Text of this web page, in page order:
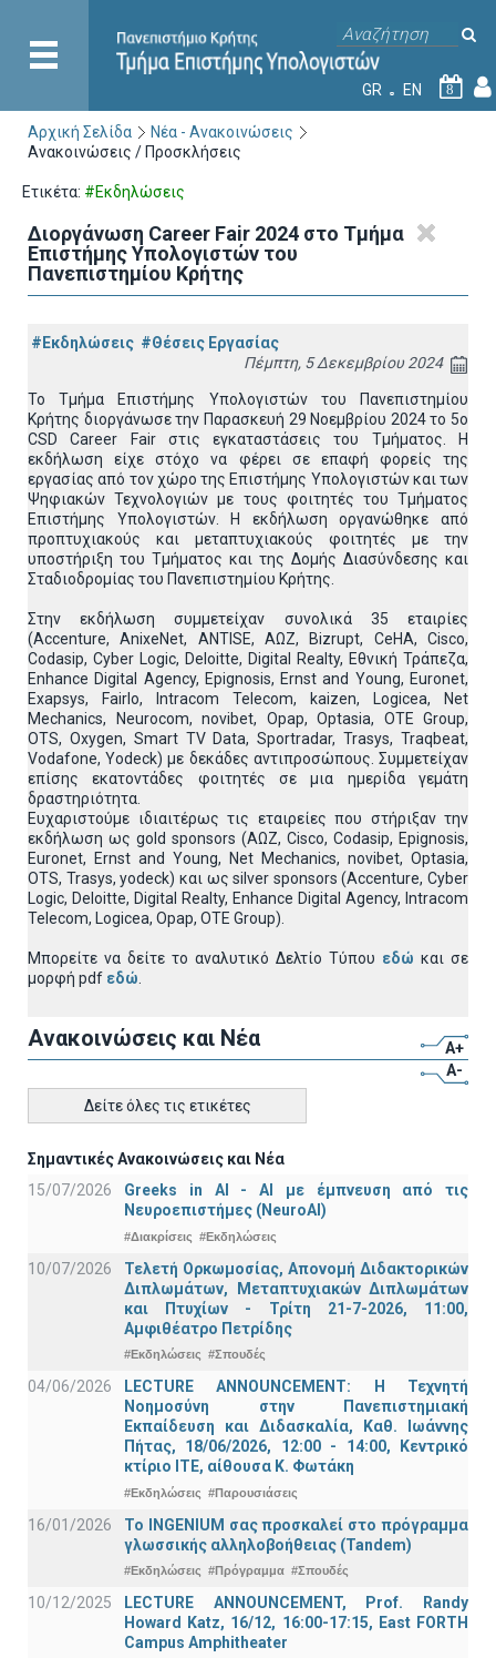
GR EN 8
Αρχική Σελίδα
Νέα - Ανακοινώσεις
Ανακοινώσεις / Προσκλήσεις
Ετικέτα: #Εκδηλώσεις
Διοργάνωση Career Fair 2024 στο Τμήμα
Επιστήμης Υπολογιστών του
Πανεπιστημίου Κρήτης
#Εκδηλώσεις #Θέσεις Εργασίας
Πέμπτη, 5 Δεκεμβρίου 2024
Το Τμήμα Επιστήμης Υπολογιστών του Πανεπιστημίου
Κρήτης διοργάνωσε την Παρασκευή 29 Νοεμβρίου 2024 το 5ο
CSD Career Fair στις εγκαταστάσεις του Τμήματος. Η
εκδήλωση είχε στόχο να φέρει σε επαφή φορείς της
εργασίας από τον χώρο της Επιστήμης Υπολογιστών και των
Ψηφιακών Τεχνολογιών με τους φοιτητές του Τμήματος
Επιστήμης Υπολογιστών. Η εκδήλωση οργανώθηκε από
προπτυχιακούς και μεταπτυχιακούς φοιτητές με την
υποστήριξη του Τμήματος και της Δομής Διασύνδεσης και
Σταδιοδρομίας του Πανεπιστημίου Κρήτης.
Στην εκδήλωση συμμετείχαν συνολικά 35 εταιρίες
(Accenture, AnixeNet, ANTISE, ΑΩΖ, Bizrupt, CeHA, Cisco,
Codasip, Cyber Logic, Deloitte, Digital Realty, Εθνική Τράπεζα,
Enhance Digital Agency, Epignosis, Ernst and Young, Euronet,
Exapsys, Fairlo, Intracom Telecom, kaizen, Logicea, Net
Mechanics, Neurocom, novibet, Opap, Optasia, OTE Group,
OTS, Oxygen, Smart TV Data, Sportradar, Trasys, Traqbeat,
Vodafone, Yodeck) με δεκάδες αντιπροσώπους. Συμμετείχαν
επίσης εκατοντάδες φοιτητές σε μια ημερίδα γεμάτη
δραστηριότητα.
Ευχαριστούμε ιδιαιτέρως τις εταιρείες που στήριξαν την
εκδήλωση ως gold sponsors (ΑΩΖ, Cisco, Codasip, Epignosis,
Euronet, Ernst and Young, Net Mechanics, novibet, Optasia,
OTS, Trasys, yodeck) και ως silver sponsors (Accenture, Cyber
Logic, Deloitte, Digital Realty, Enhance Digital Agency, Intracom
Telecom, Logicea, Opap, OTE Group).
Μπορείτε να δείτε το αναλυτικό Δελτίο Τύπου εδώ και σε
μορφή pdf εδώ
Ανακοινώσεις και Νέα
A+
A-
Δείτε όλες τις ετικέτες
Σημαντικές Ανακοινώσεις και Νέα
15/07/2026
Greeks in AI - ΑΙ με έμπνευση από τις
Νευροεπιστήμες (NeuroAI)
#Διακρίσεις #Εκδηλώσεις
10/07/2026
Τελετή Ορκωμοσίας, Απονομή Διδακτορικών
Διπλωμάτων, Μεταπτυχιακών Διπλωμάτων
και Πτυχίων - Τρίτη 21-7-2026, 11:00,
Αμφιθέατρο Πετρίδης
#Εκδηλώσεις #Σπουδές
04/06/2026
LECTURE ANNOUNCEMENT: Η Τεχνητή
Νοημοσύνη στην Πανεπιστημιακή
Εκπαίδευση και Διδασκαλία, Καθ. Ιωάννης
Πήτας, 18/06/2026, 12:00 - 14:00, Κεντρικό
κτίριο ΙΤΕ, αίθουσα Κ. Φωτάκη
#Εκδηλώσεις #Παρουσιάσεις
16/01/2026
Το INGENIUM σας προσκαλεί στο πρόγραμμα
γλωσσικής αλληλοβοήθειας (Tandem)
#Εκδηλώσεις #Πρόγραμμα #Σπουδές
10/12/2025
LECTURE ANNOUNCEMENT, Prof. Randy
Howard Katz, 16/12, 16:00-17:15, East FORTH
Campus Amphitheater